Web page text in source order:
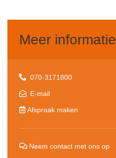
Meer informatie
070-3171800
E-mail
Afspraak maken
Neem contact met ons op